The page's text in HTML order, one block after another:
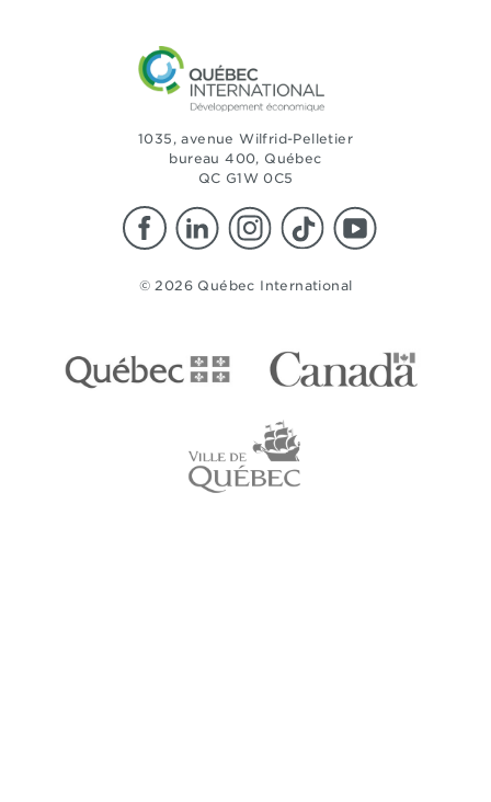
1035, avenue Wilfrid-Pelletier
bureau 400, Québec
QC G1W 0C5
© 2026 Québec International